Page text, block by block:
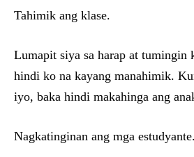
Tahimik ang klase.
Lumapit siya sa harap at tumingin
hindi ko na kayang manahimik.
iyo, baka hindi makahinga ang
Nagkatinginan ang mga estudyante.